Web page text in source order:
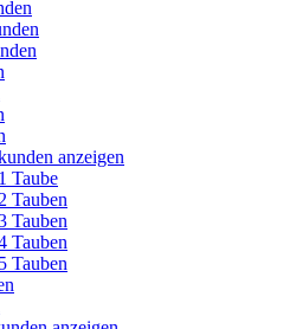
anzeigen
Taube
Tauben
Tauben
Tauben
Tauben